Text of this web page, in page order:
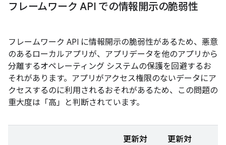
フレームワーク API での情報開示の脆弱性
フレームワーク API に情報開示の脆弱性があるため、悪意
のあるローカルアプリが、アプリデータを他のアプリから
分離するオペレーティング システムの保護を回避するお
それがあります。アプリがアクセス権限のないデータにア
クセスするのに利用されるおそれがあるため、この問題の
重大度は「高」と判断されています。
更新対
更新対